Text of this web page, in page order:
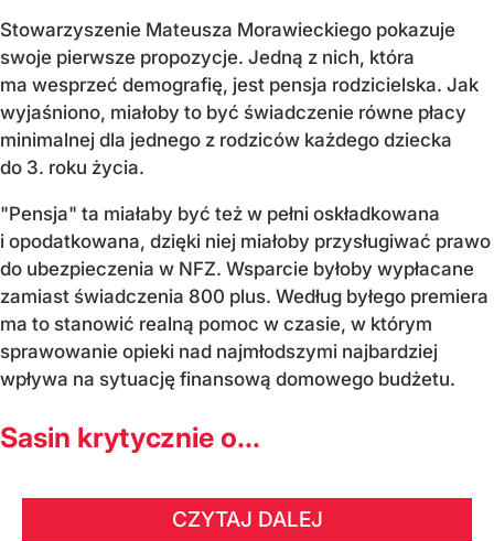
Stowarzyszenie Mateusza Morawieckiego pokazuje
swoje pierwsze propozycje. Jedną z nich, która
ma wesprzeć demografię, jest pensja rodzicielska. Jak
wyjaśniono, miałoby to być świadczenie równe płacy
minimalnej dla jednego z rodziców każdego dziecka
do 3. roku życia.
"Pensja" ta miałaby być też w pełni oskładkowana
i opodatkowana, dzięki niej miałoby przysługiwać prawo
do ubezpieczenia w NFZ. Wsparcie byłoby wypłacane
zamiast świadczenia 800 plus. Według byłego premiera
ma to stanowić realną pomoc w czasie, w którym
sprawowanie opieki nad najmłodszymi najbardziej
wpływa na sytuację finansową domowego budżetu.
Sasin krytycznie o...
CZYTAJ DALEJ